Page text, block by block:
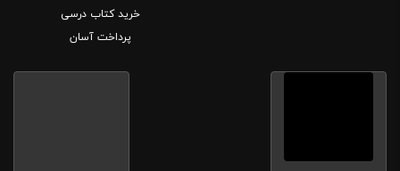
خرید کتاب درسی
پرداخت آسان